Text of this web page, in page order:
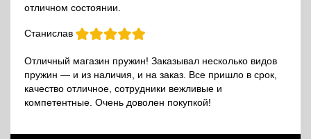
отличном состоянии.
Станислав
Отличный магазин пружин! Заказывал несколько видов
пружин — и из наличия, и на заказ. Все пришло в срок,
качество отличное, сотрудники вежливые и
компетентные. Очень доволен покупкой!